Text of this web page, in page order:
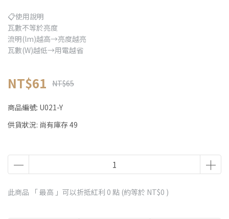
📋使用說明
瓦數不等於亮度
流明(lm)越高→亮度越亮
瓦數(W)越低→用電越省
NT$61 NT$65
商品編號: U021-Y
供貨狀況: 尚有庫存 49
此商品 「 最高 」可以折抵紅利 0 點 (約等於 NT$0 )